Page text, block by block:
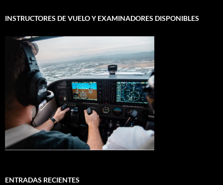
INSTRUCTORES DE VUELO Y EXAMINADORES DISPONIBLES
ENTRADAS RECIENTES